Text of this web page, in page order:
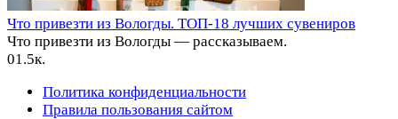
Что привезти из Вологды. ТОП-18 лучших сувениров
Что привезти из Вологды — рассказываем.
01.5к.
Политика конфиденциальности
Правила пользования сайтом